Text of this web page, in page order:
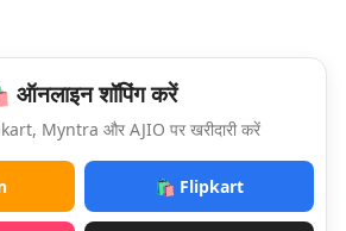
शॉपिंग करें
Myntra और AJIO पर खरीदारी करें
🛍️ Flipkart